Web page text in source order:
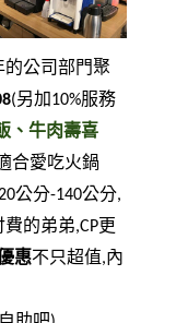
的公司部門聚
(另加10%服務
、牛肉壽喜
合愛吃火鍋
公分-140公分,
的弟弟,CP更
惠不只超值,內